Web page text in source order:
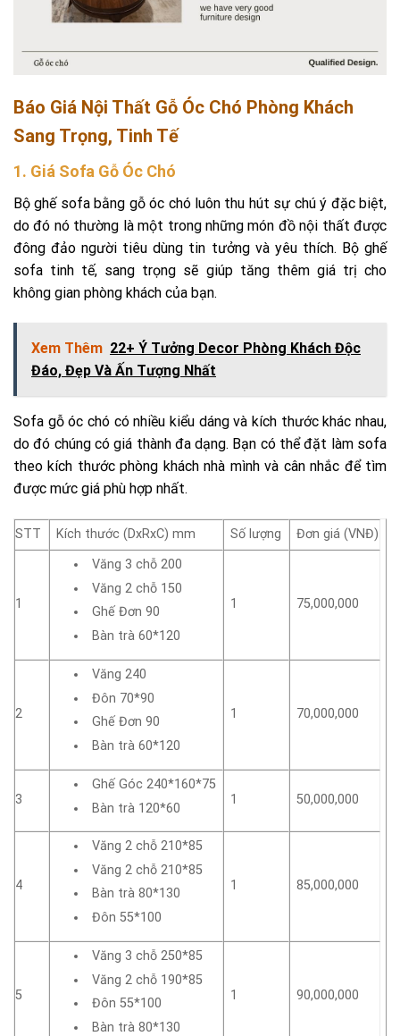
Báo Giá Nội Thất Gỗ Óc Chó Phòng Khách
Sang Trọng, Tinh Tế
1. Giá Sofa Gỗ Óc Chó
Bộ ghế sofa bằng gỗ óc chó luôn thu hút sự chú ý đặc biệt,
do đó nó thường là một trong những món đồ nội thất được
đông đảo người tiêu dùng tin tưởng và yêu thích. Bộ ghế
sofa tinh tế, sang trọng sẽ giúp tăng thêm giá trị cho
không gian phòng khách của bạn.
Xem Thêm 22+ Ý Tưởng Decor Phòng Khách Độc
Đáo, Đẹp Và Ấn Tượng Nhất
Sofa gỗ óc chó có nhiều kiểu dáng và kích thước khác nhau,
do đó chúng có giá thành đa dạng. Bạn có thể đặt làm sofa
theo kích thước phòng khách nhà mình và cân nhắc để tìm
được mức giá phù hợp nhất.
STT Kích thước (DxRxC) mm Số lượng Đơn giá (VNĐ)
1
Văng 3 chỗ 200
Văng 2 chỗ 150
Ghế Đơn 90
Bàn trà 60*120
1 75,000,000
2
Văng 240
Đôn 70*90
Ghế Đơn 90
Bàn trà 60*120
1 70,000,000
3
Ghế Góc 240*160*75
Bàn trà 120*60
1 50,000,000
4
Văng 2 chỗ 210*85
Văng 2 chỗ 210*85
Bàn trà 80*130
Đôn 55*100
1 85,000,000
5
Văng 3 chỗ 250*85
Văng 2 chỗ 190*85
Đôn 55*100
Bàn trà 80*130
1 90,000,000